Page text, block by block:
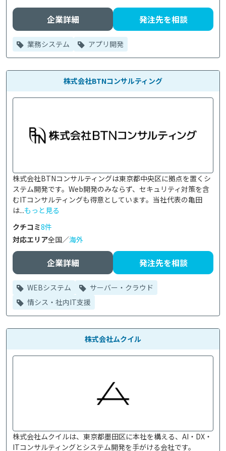
企業詳細 発注先を相談
業務システム アプリ開発
株式会社BTNコンサルティング
株式会社BTNコンサルティングは東京都中央区に拠点を置くシ
ステム開発です。Web開発のみならず、セキュリティ対策を含
むITコンサルティングも得意としています。当社代表の亀田
は...もっと見る
クチコミ8件
対応エリア全国／海外
企業詳細 発注先を相談
WEBシステム
サーバー・クラウド
情シス・社内IT支援
株式会社ムクイル
株式会社ムクイルは、東京都墨田区に本社を構える、AI・DX・
ITコンサルティングとシステム開発を手がける会社です。